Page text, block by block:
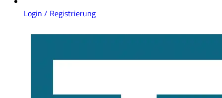
Login / Registrierung